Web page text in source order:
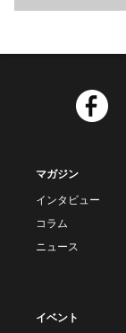
マガジン
インタビュー
コラム
ニュース
イベント